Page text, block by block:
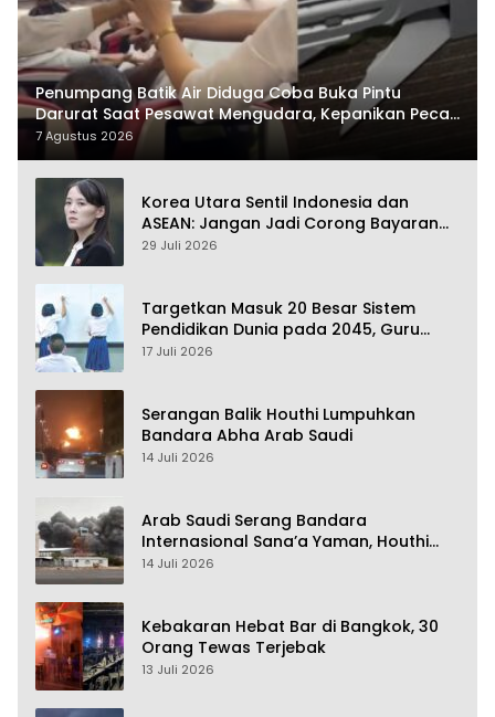
Penumpang Batik Air Diduga Coba Buka Pintu
Darurat Saat Pesawat Mengudara, Kepanikan Pecah
di Dalam Kabin
7 Agustus 2026
Korea Utara Sentil Indonesia dan
ASEAN: Jangan Jadi Corong Bayaran
Amerika Serikat
29 Juli 2026
Targetkan Masuk 20 Besar Sistem
Pendidikan Dunia pada 2045, Guru
Dapat Tunjangan hingga 100 Persen
17 Juli 2026
Serangan Balik Houthi Lumpuhkan
Bandara Abha Arab Saudi
14 Juli 2026
Arab Saudi Serang Bandara
Internasional Sana’a Yaman, Houthi
Siap Serang Balik
14 Juli 2026
Kebakaran Hebat Bar di Bangkok, 30
Orang Tewas Terjebak
13 Juli 2026